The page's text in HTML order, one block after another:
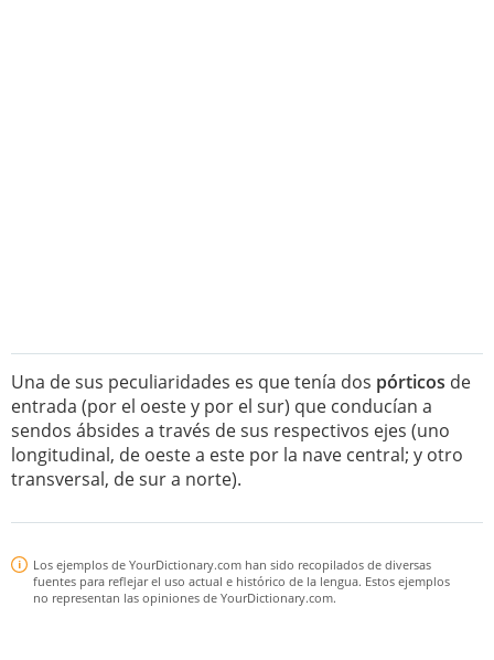
Una de sus peculiaridades es que tenía dos pórticos de
entrada (por el oeste y por el sur) que conducían a
sendos ábsides a través de sus respectivos ejes (uno
longitudinal, de oeste a este por la nave central; y otro
transversal, de sur a norte).
Los ejemplos de YourDictionary.com han sido recopilados de diversas
fuentes para reflejar el uso actual e histórico de la lengua. Estos ejemplos
no representan las opiniones de YourDictionary.com.